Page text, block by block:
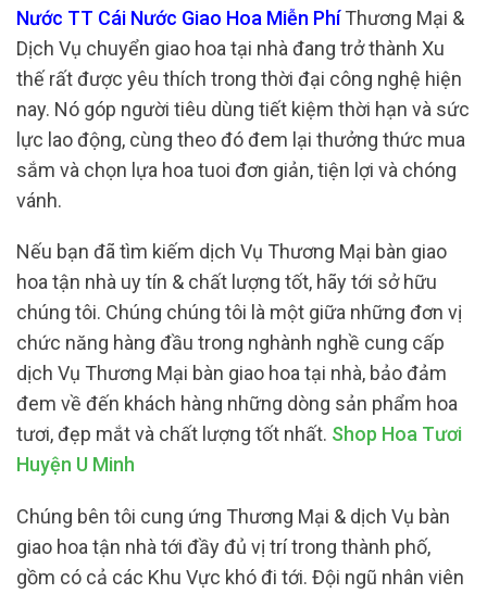
Nước TT Cái Nước Giao Hoa Miễn PhíThương Mại &
Dịch Vụ chuyển giao hoa tại nhà đang trở thành Xu
thế rất được yêu thích trong thời đại công nghệ hiện
nay. Nó góp người tiêu dùng tiết kiệm thời hạn và sức
lực lao động, cùng theo đó đem lại thưởng thức mua
sắm và chọn lựa hoa tuoi đơn giản, tiện lợi và chóng
vánh.
Nếu bạn đã tìm kiếm dịch Vụ Thương Mại bàn giao
hoa tận nhà uy tín & chất lượng tốt, hãy tới sở hữu
chúng tôi. Chúng chúng tôi là một giữa những đơn vị
chức năng hàng đầu trong nghành nghề cung cấp
dịch Vụ Thương Mại bàn giao hoa tại nhà, bảo đảm
đem về đến khách hàng những dòng sản phẩm hoa
tươi, đẹp mắt và chất lượng tốt nhất. Shop Hoa Tươi
Huyện U Minh
Chúng bên tôi cung ứng Thương Mại & dịch Vụ bàn
giao hoa tận nhà tới đầy đủ vị trí trong thành phố,
gồm có cả các Khu Vực khó đi tới. Đội ngũ nhân viên